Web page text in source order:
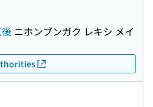
ニホンブンガク レキシ メイ